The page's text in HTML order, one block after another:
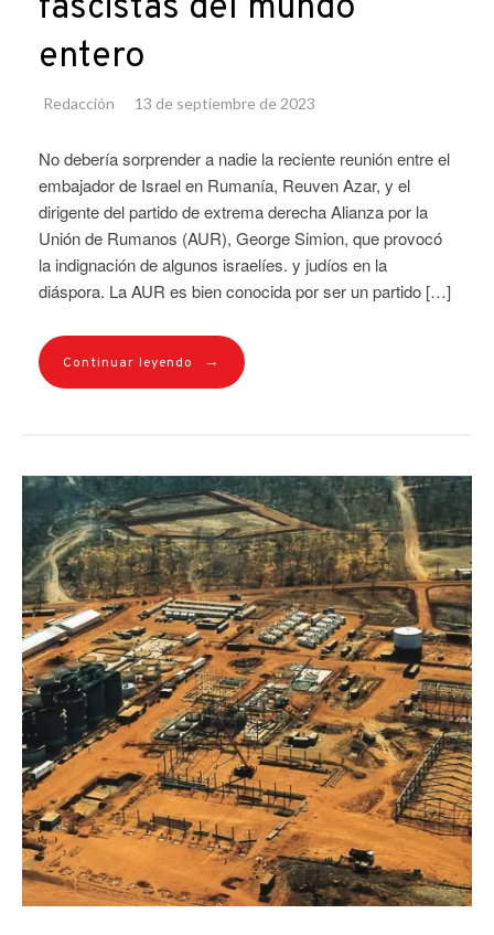
fascistas del mundo
entero
Redacción 13 de septiembre de 2023
No debería sorprender a nadie la reciente reunión entre el
embajador de Israel en Rumanía, Reuven Azar, y el
dirigente del partido de extrema derecha Alianza por la
Unión de Rumanos (AUR), George Simion, que provocó
la indignación de algunos israelíes. y judíos en la
diáspora. La AUR es bien conocida por ser un partido […]
Continuar leyendo →